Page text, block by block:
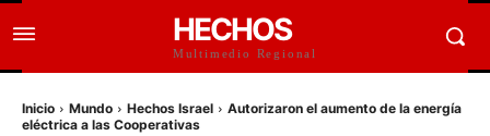
HECHOS
Multimedio Regional
Inicio Mundo Hechos Israel
Autorizaron el aumento de la energía
eléctrica a las Cooperativas